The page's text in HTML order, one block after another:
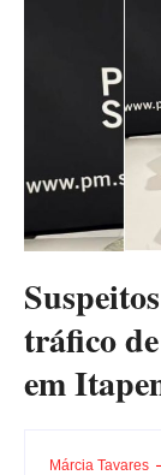
tráfico
em
Márcia Tavares